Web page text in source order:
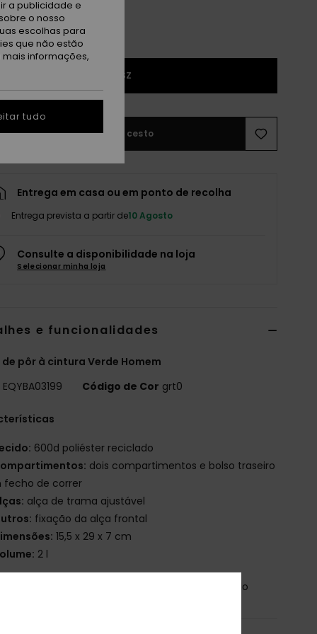
1SZ
Adicionar ao cesto
Entrega em casa ou em ponto de recolha
Entrega prevista a partir de10 Agosto
Consulte a disponibilidade na loja
Selecionar minha loja
e funcionalidades
de pôr à cintura Verde Homem
EQYBA03199 Código de Cor grt0
600d poliéster reciclado
dois compartimentos e bolso traseiro
fecho de correr
alça de trama ajustável
fixação da alça frontal
15,5 x 29 x 7 cm
2 l
[Tecido principal] 100% poliéster reciclado
a publicidade e
o nosso
escolhas para
que não estão
informações,
tudo